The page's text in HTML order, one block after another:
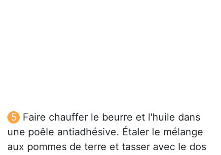
Faire chauffer le beurre et l'huile dans
une poêle antiadhésive. Étaler le mélange
aux pommes de terre et tasser avec le dos